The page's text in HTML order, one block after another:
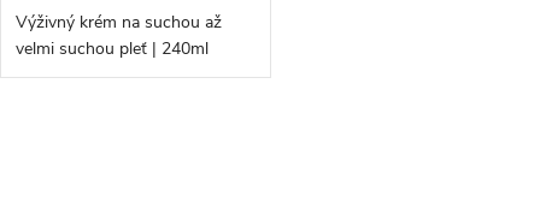
d
u
d
Výživný krém na suchou až
velmi suchou pleť | 240ml